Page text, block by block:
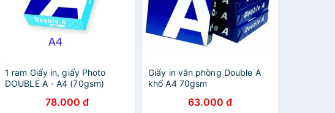
1 ram Giấy in, giấy Photo
DOUBLE A - A4 (70gsm)
78.000 đ
Giấy in văn phòng Double A
khổ A4 70gsm
63.000 đ